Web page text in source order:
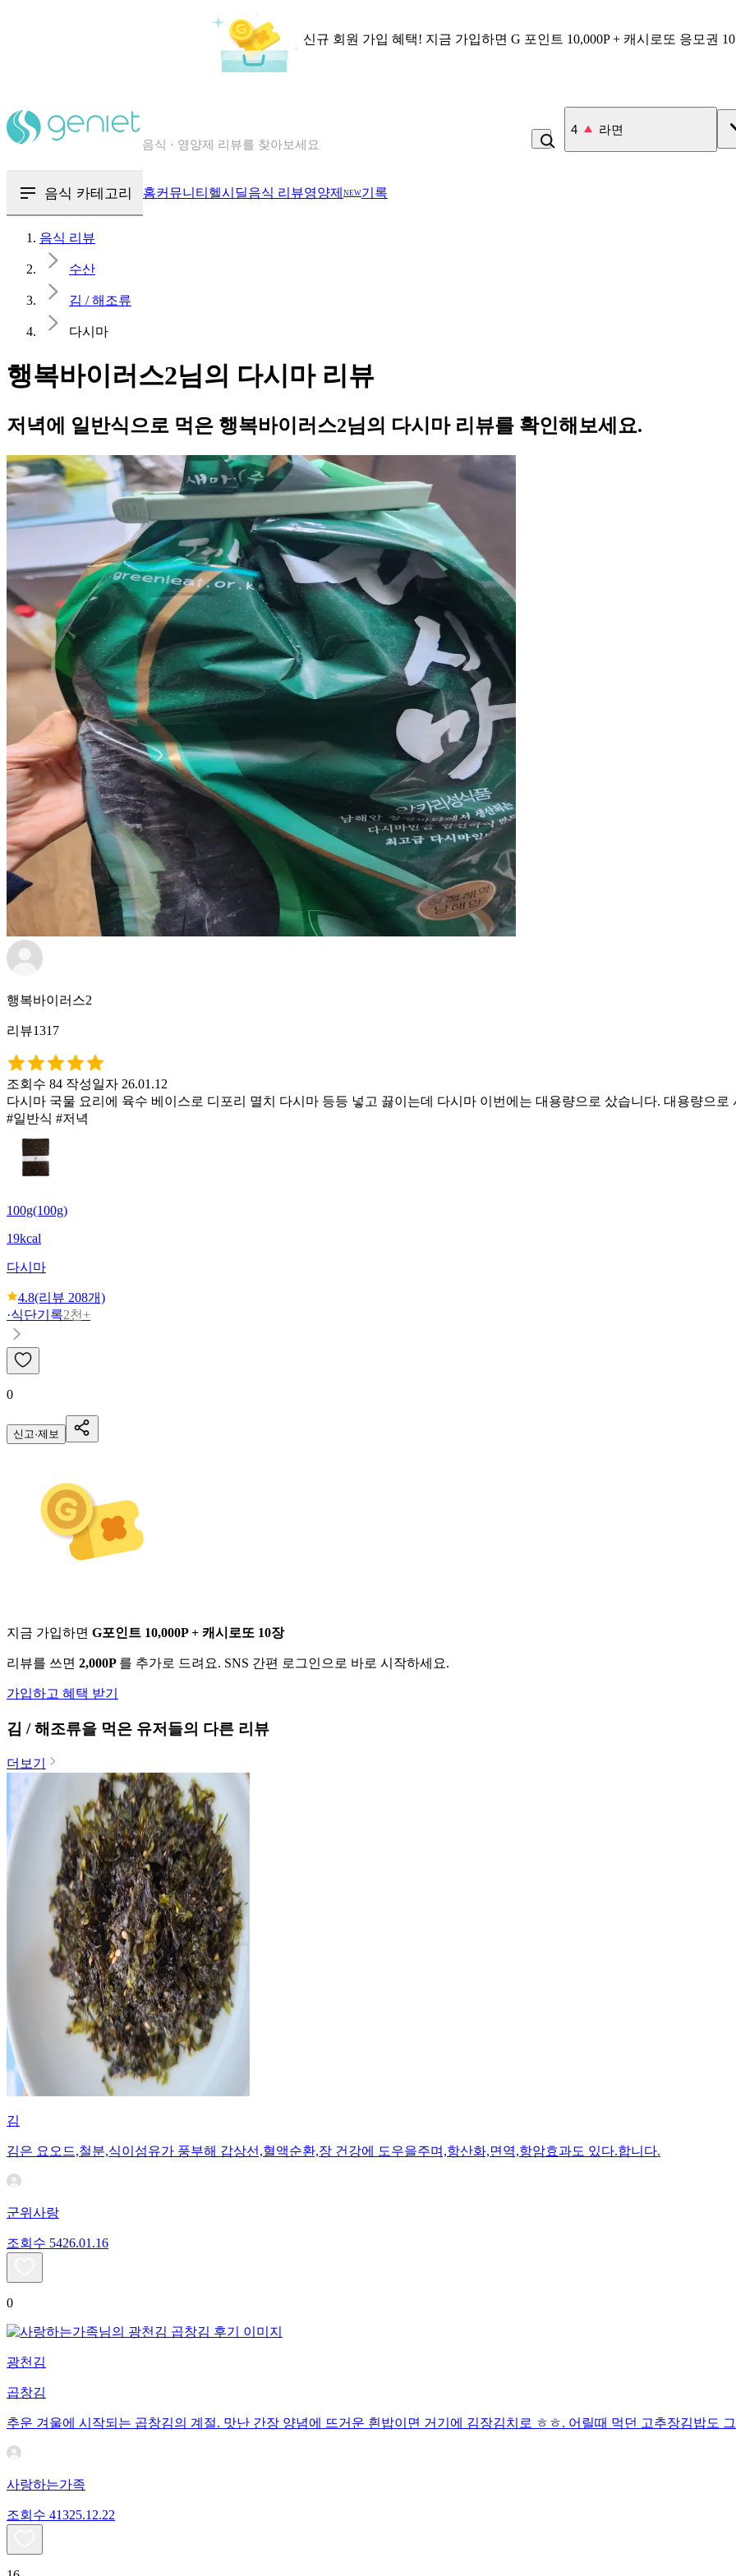
신규 회원 가입 혜택! 지금 가입하면 G 포인트 10,000P + 캐시로또 응모권
칼로리와 영양성분을 검색해보세요
5 비_플레인 쿽
음식 카테고리 홈커뮤니티 헬시딜음식 리뷰영양제 NEW기록
음식 리뷰
수산
김 / 해조류
다시마
행복바이러스2님의 다시마 리뷰
저녁에 일반식으로 먹은 행복바이러스2님의 다시마 리뷰를 확인해보세요.
행복바이러스2
리뷰1317
조회수 84 작성일자 26.01.12
다시마 국물 요리에 육수 베이스로 디포리 멸치 다시마 등등 넣고 끓이는데 다시마 이번에는 대용량으로 샀습니다. 대용량으
#일반식 #저녁
100g(100g)
19kcal
다시마
4.8(리뷰 208개)
·식단기록2천+
0
신고·제보
지금 가입하면 G포인트 10,000P + 캐시로또 10장
리뷰를 쓰면 2,000P 를 추가로 드려요. SNS 간편 로그인으로 바로 시작하세요.
가입하고 혜택 받기
김 / 해조류을 먹은 유저들의 다른 리뷰
더보기
김
김은 요오드,철분,식이섬유가 풍부해 갑상선,혈액순환,장 건강에 도우을주며,항산화,면역,항암효과도 있다.합니다.
군위사랑
조회수 5426.01.16
0
광천김
곱창김
추운 겨울에 시작되는 곱창김의 계절. 맛난 간장 양념에 뜨거운 흰밥이면 거기에 김장김치로 ㅎㅎ. 어릴때 먹던 고추장김밥도
사랑하는가족
조회수 41325.12.22